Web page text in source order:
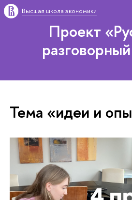
Высшая школа экономики
Проект
Тема «идеи и